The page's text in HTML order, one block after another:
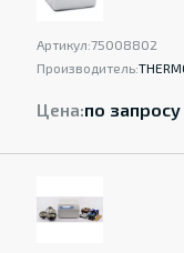
Артикул:75008802
Производитель:
Цена:по запросу